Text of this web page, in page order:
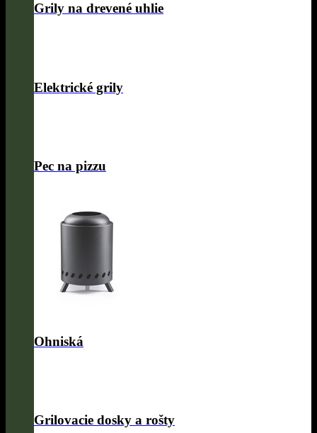
Grily na drevené uhlie
Elektrické grily
Pec na pizzu
Ohniská
Grilovacie dosky a rošty